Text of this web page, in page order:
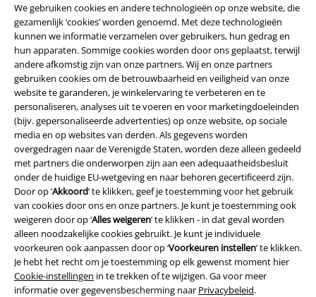
We gebruiken cookies en andere technologieën op onze website, die
gezamenlijk ‘cookies’ worden genoemd. Met deze technologieën
kunnen we informatie verzamelen over gebruikers, hun gedrag en
hun apparaten. Sommige cookies worden door ons geplaatst, terwijl
andere afkomstig zijn van onze partners. Wij en onze partners
gebruiken cookies om de betrouwbaarheid en veiligheid van onze
website te garanderen, je winkelervaring te verbeteren en te
personaliseren, analyses uit te voeren en voor marketingdoeleinden
(bijv. gepersonaliseerde advertenties) op onze website, op sociale
media en op websites van derden. Als gegevens worden
overgedragen naar de Verenigde Staten, worden deze alleen gedeeld
met partners die onderworpen zijn aan een adequaatheidsbesluit
onder de huidige EU-wetgeving en naar behoren gecertificeerd zijn.
Door op ‘Akkoord’ te klikken, geef je toestemming voor het gebruik
van cookies door ons en onze partners. Je kunt je toestemming ook
weigeren door op ‘Alles weigeren’ te klikken - in dat geval worden
alleen noodzakelijke cookies gebruikt. Je kunt je individuele
voorkeuren ook aanpassen door op ‘Voorkeuren instellen’ te klikken.
Je hebt het recht om je toestemming op elk gewenst moment hier
Cookie-instellingen in te trekken of te wijzigen. Ga voor meer
informatie over gegevensbescherming naar Privacybeleid.
large app
Download gratis de nieuwe large app en profiteer van alle nieuwe
functies en voordelen!
A Warner Music Group Company
Beveiliging